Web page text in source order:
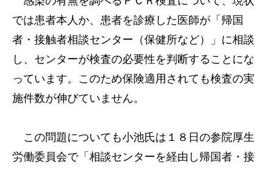
では患者本人か、患者を診療した医師が「帰国
者・接触者相談センター（保健所など）」に相談
し、センターが検査の必要性を判断することにな
っています。このため保険適用されても検査の実
施件数が伸びていません。
この問題についても小池氏は１８日の参院厚生
労働委員会で「相談センターを経由し帰国者・接